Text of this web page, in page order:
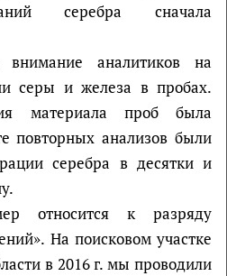
серебра сначала
внимание аналитиков на
серы и железа в пробах.
материала проб была
повторных анализов были
серебра в десятки и
относится к разряду
На поисковом участке
в 2016 г. мы проводили